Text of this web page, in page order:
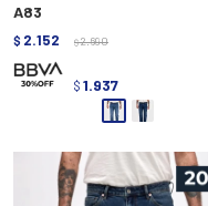
A83
$ 2.152 $ 2.690
$ 1.937